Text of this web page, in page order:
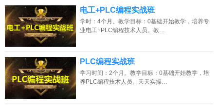
点击免费咨询电话：13807313137
电工+PLC编程实战班
学时：4个月。教学目标：0基础开始教学，培养专
业电工+PLC编程技术人员。教…
PLC编程实战班
学习时间：2个月。教学目标：0基础开始教学，培
养PLC编程技术人员。天天实操…